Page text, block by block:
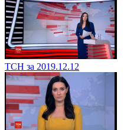
ТСН за 2019.12.12